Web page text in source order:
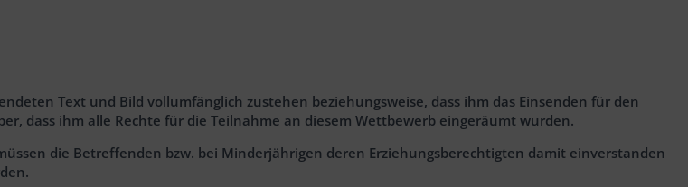
Text und Bild vollumfänglich zustehen beziehungsweise, dass ihm das Einsenden für den
dass ihm alle Rechte für die Teilnahme an diesem Wettbewerb eingeräumt wurden.
die Betreffenden bzw. bei Minderjährigen deren Erziehungsberechtigten damit einverstanden